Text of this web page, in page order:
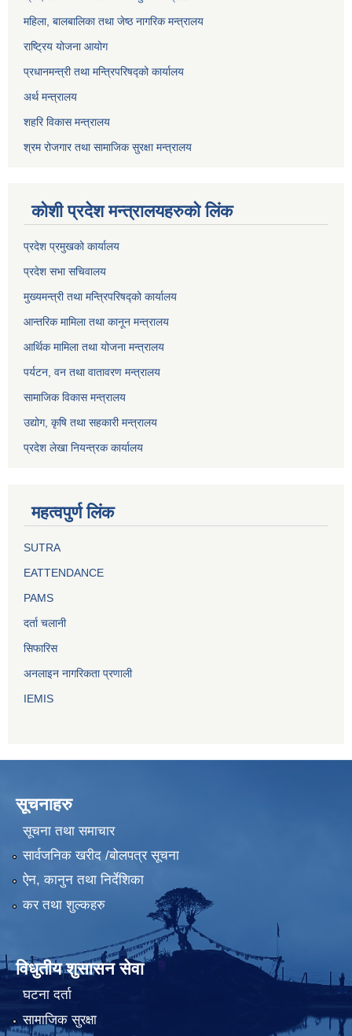
महिला, बालबालिका तथा जेष्ठ नागरिक मन्त्रालय
राष्ट्रिय योजना आयोग
प्रधानमन्त्री तथा मन्त्रिपरिषद्को कार्यालय
अर्थ मन्त्रालय
शहरि विकास मन्त्रालय
श्रम रोजगार तथा सामाजिक सुरक्षा मन्त्रालय
कोशी प्रदेश मन्त्रालयहरुको लिंक
प्रदेश प्रमुखको कार्यालय
प्रदेश सभा सचिवालय
मुख्यमन्त्री तथा मन्त्रिपरिषद्को कार्यालय
आन्तरिक मामिला तथा कानून मन्त्रालय
आर्थिक मामिला तथा योजना मन्त्रालय
पर्यटन, वन तथा वातावरण मन्त्रालय
सामाजिक विकास मन्त्रालय
उद्योग, कृषि तथा सहकारी मन्त्रालय
प्रदेश लेखा नियन्त्रक कार्यालय
महत्वपुर्ण लिंक
SUTRA
EATTENDANCE
PAMS
दर्ता चलानी
सिफारिस
अनलाइन नागरिकता प्रणाली
IEMIS
सूचनाहरु
सूचना तथा समाचार
सार्वजनिक खरीद /बोलपत्र सूचना
ऐन, कानुन तथा निर्देशिका
कर तथा शुल्कहरु
विधुतीय शुसासन सेवा
घटना दर्ता
सामाजिक सुरक्षा